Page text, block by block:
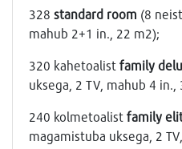
328 standard room (8
mahub 2+1 in., 22 m2);
320 kahetoalist family
uksega, 2 TV, mahub 4 in.,
240 kolmetoalist family
magamistuba uksega, 2